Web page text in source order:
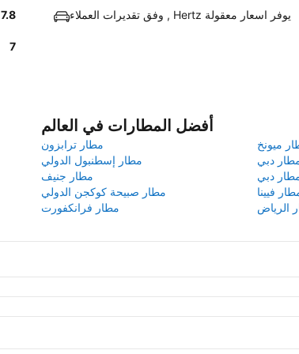
7.8 وفق تقديرات العملاء , Hertz يوفر اسعار معقولة
7
أفضل المطارات في العالم
مطار ترابزون
ميونخ
مطار إسطنبول الدولي
دبي
مطار جنيف
دبي
مطار صبيحة كوكجن الدولي
فيينا
مطار فرانكفورت
الرياض